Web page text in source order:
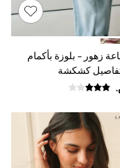
زهور - بلوزة بأكمام
كشكشة